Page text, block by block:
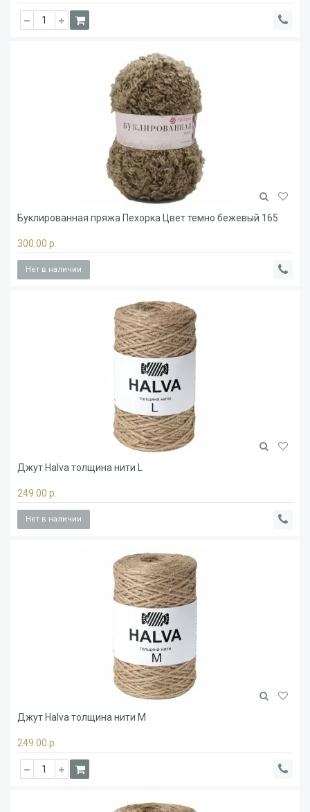
Буклированная пряжа Пехорка Цвет темно бежевый 165
300.00 р.
Нет в наличии
Джут Halva толщина нити L
249.00 р.
Нет в наличии
Джут Halva толщина нити M
249.00 р.